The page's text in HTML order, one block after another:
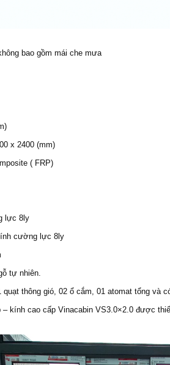
bao gồm mái che mưa
x 2400 (mm)
( FRP)
lực 8ly
cường lực 8ly
tự nhiên.
quạt thông gió, 02 ổ cắm, 01 atomat tổng và
– kính cao cấp Vinacabin VS3.0×2.0 được